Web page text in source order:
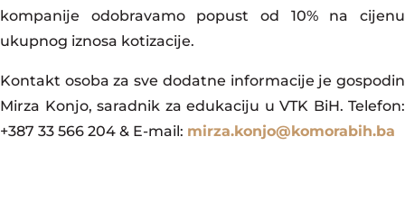
kompanije odobravamo popust od 10% na cijenu
ukupnog iznosa kotizacije.
Kontakt osoba za sve dodatne informacije je gospodin
Mirza Konjo, saradnik za edukaciju u VTK BiH. Telefon:
+387 33 566 204 & E-mail: mirza.konjo@komorabih.ba